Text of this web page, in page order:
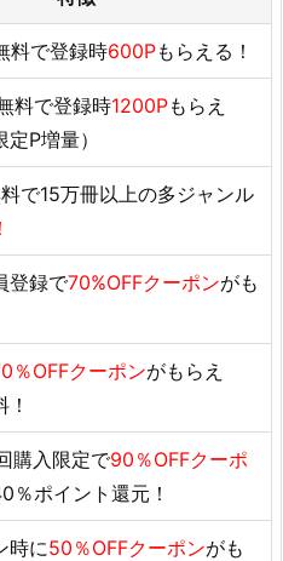
料で登録時600Pもらえる！
料で登録時1200Pもらえ
P増量）
で15万冊以上の多ジャンル
登録で70%OFFクーポンがも
％OFFクーポンがもらえ
購入限定で90％OFFクーポ
％ポイント還元！
時に50％OFFクーポンがも